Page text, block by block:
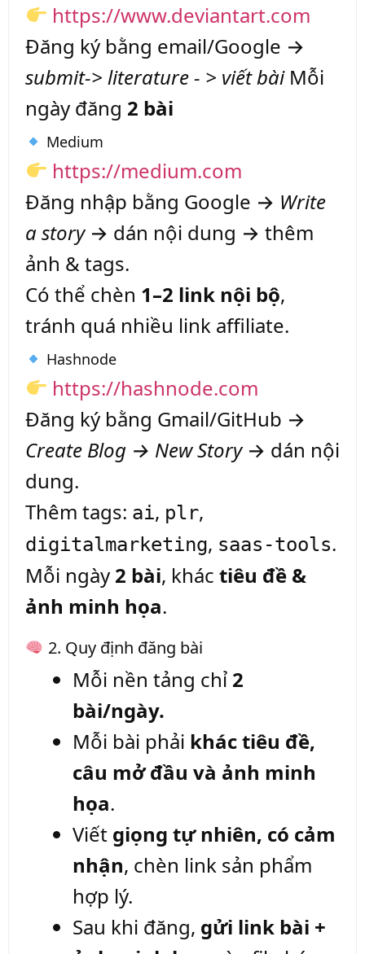
https://www.deviantart.com
Đăng ký bằng email/Google →
submit-> literature - > viết bàiMỗi
ngày đăng 2 bài
Medium
https://medium.com
Đăng nhập bằng Google → Write
a story→ dán nội dung → thêm
ảnh & tags.
Có thể chèn 1–2 link nội bộ,
tránh quá nhiều link affiliate.
Hashnode
https://hashnode.com
Đăng ký bằng Gmail/GitHub →
Create Blog → New Story→ dán nội
dung.
Thêm tags: ai, plr,
digitalmarketing, saas-tools.
Mỗi ngày 2 bài, khác tiêu đề &
ảnh minh họa.
2. Quy định đăng bài
Mỗi nền tảng chỉ 2
bài/ngày.
Mỗi bài phải khác tiêu đề,
câu mở đầu và ảnh minh
họa.
Viết giọng tự nhiên, có cảm
nhận, chèn link sản phẩm
hợp lý.
Sau khi đăng, gửi link bài +